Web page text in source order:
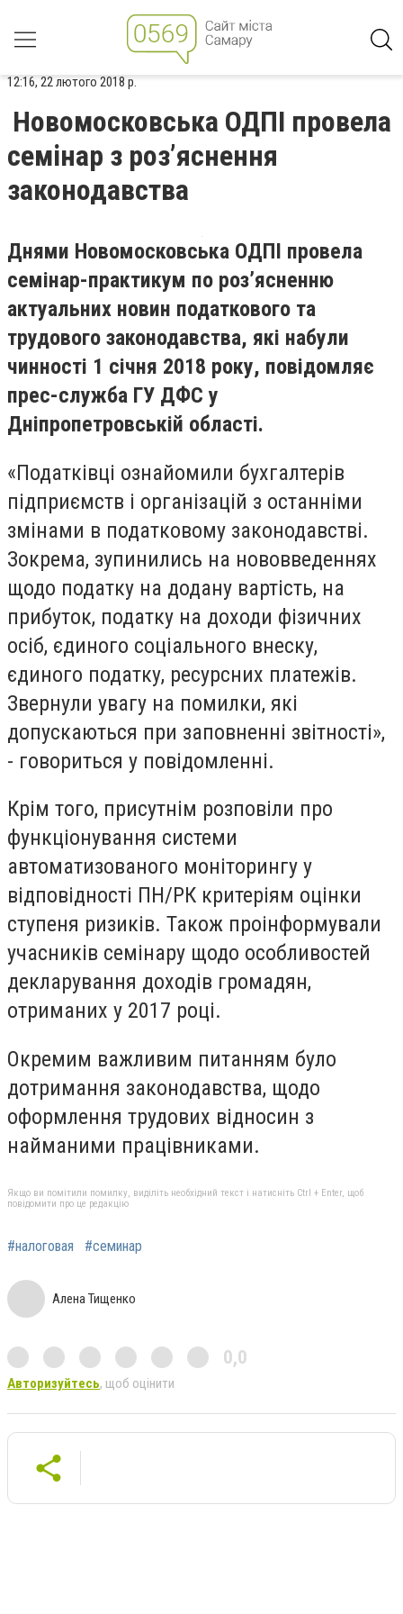
12:16, 22 лютого 2018 р.
Новомосковська ОДПІ провела
семінар з роз’яснення
законодавства
Днями Новомосковська ОДПІ провела
семінар-практикум по роз’ясненню
актуальних новин податкового та
трудового законодавства, які набули
чинності 1 січня 2018 року, повідомляє
прес-служба ГУ ДФС у
Дніпропетровській області.
«Податківці ознайомили бухгалтерів
підприємств і організацій з останніми
змінами в податковому законодавстві.
Зокрема, зупинились на нововведеннях
щодо податку на додану вартість, на
прибуток, податку на доходи фізичних
осіб, єдиного соціального внеску,
єдиного податку, ресурсних платежів.
Звернули увагу на помилки, які
допускаються при заповненні звітності»,
- говориться у повідомленні.
Крім того, присутнім розповіли про
функціонування системи
автоматизованого моніторингу у
відповідності ПН/РК критеріям оцінки
ступеня ризиків. Також проінформували
учасників семінару щодо особливостей
декларування доходів громадян,
отриманих у 2017 році.
Окремим важливим питанням було
дотримання законодавства, щодо
оформлення трудових відносин з
найманими працівниками.
Якщо ви помітили помилку, виділіть необхідний текст і натисніть Ctrl + Enter, щоб
повідомити про це редакцію
#налоговая #семинар
Алена Тищенко
0,0
Авторизуйтесь, щоб оцінити